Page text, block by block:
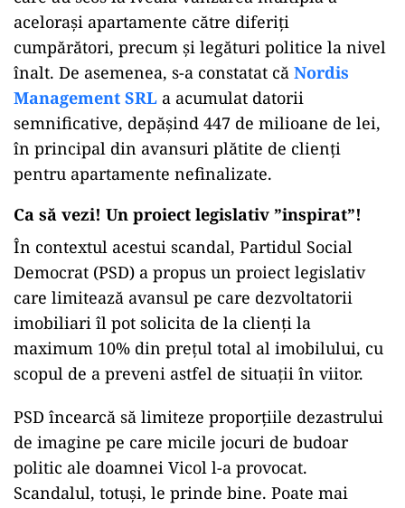
acelorași apartamente către diferiți
cumpărători, precum și legături politice la nivel
înalt. De asemenea, s-a constatat că Nordis
Management SRL a acumulat datorii
semnificative, depășind 447 de milioane de lei,
în principal din avansuri plătite de clienți
pentru apartamente nefinalizate.
Ca să vezi! Un proiect legislativ ”inspirat”!
În contextul acestui scandal, Partidul Social
Democrat (PSD) a propus un proiect legislativ
care limitează avansul pe care dezvoltatorii
imobiliari îl pot solicita de la clienți la
maximum 10% din prețul total al imobilului, cu
scopul de a preveni astfel de situații în viitor.
PSD încearcă să limiteze proporțiile dezastrului
de imagine pe care micile jocuri de budoar
politic ale doamnei Vicol l-a provocat.
Scandalul, totuși, le prinde bine. Poate mai